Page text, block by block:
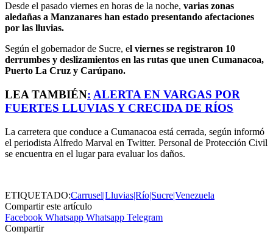
Desde el pasado viernes en horas de la noche, varias zonas
aledañas a Manzanares han estado presentando afectaciones
por las lluvias.
Según el gobernador de Sucre, el viernes se registraron 10
derrumbes y deslizamientos en las rutas que unen Cumanacoa,
Puerto La Cruz y Carúpano.
LEA TAMBIÉN: ALERTA EN VARGAS POR
FUERTES LLUVIAS Y CRECIDA DE RÍOS
La carretera que conduce a Cumanacoa está cerrada, según informó
el periodista Alfredo Marval en Twitter. Personal de Protección Civil
se encuentra en el lugar para evaluar los daños.
ETIQUETADO:Carrusel|Lluvias|Río|Sucre|Venezuela
Compartir este artículo
Facebook Whatsapp Whatsapp Telegram
Compartir